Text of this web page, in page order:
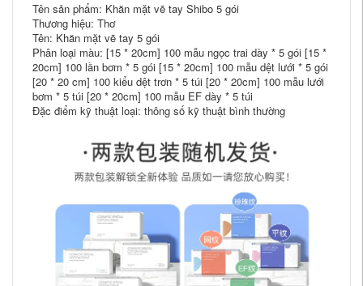
Tên sản phẩm: Khăn mặt vẽ tay Shibo 5 gói
Thương hiệu: Thơ
Tên: Khăn mặt vẽ tay 5 gói
Phân loại màu: [15 * 20cm] 100 mẫu ngọc trai dày * 5 gói [15 *
20cm] 100 lần bơm * 5 gói [15 * 20cm] 100 mẫu dệt lưới * 5 gói
[20 * 20 cm] 100 kiểu dệt trơn * 5 túi [20 * 20cm] 100 mẫu lưới
bơm * 5 túi [20 * 20cm] 100 mẫu EF dày * 5 túi
Đặc điểm kỹ thuật loại: thông số kỹ thuật bình thường